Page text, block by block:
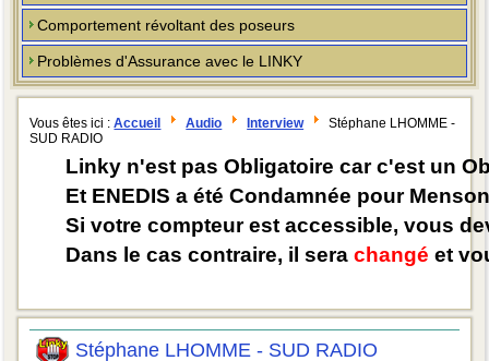
Comportement révoltant des poseurs
Problèmes d'Assurance avec le LINKY
Vous êtes ici :Accueil Audio Interview
Stéphane LHOMME -
SUD RADIO
Linky n'est pas Obligatoire car c'est un
Et ENEDIS a été Condamnée pour
Si votre compteur est accessible, vous
Dans le cas contraire, il serachangé et
Stéphane LHOMME - SUD RADIO